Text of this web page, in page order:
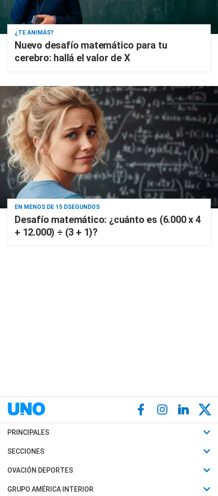
¿TE ANIMÁS?
Nuevo desafío matemático para tu
cerebro: hallá el valor de X
EN MENOS DE 15 DSEGUNDOS
Desafío matemático: ¿cuánto es (6.000 x 4
+ 12.000) ÷ (3 + 1)?
PRINCIPALES
Últimas Noticias
Política
SECCIONES
Horóscopo
Motores
OVACIÓN DEPORTES
Fútbol
GRUPO AMÉRICA INTERIOR